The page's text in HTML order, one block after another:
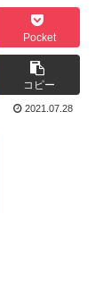
Pocket
コピー
2021.07.28